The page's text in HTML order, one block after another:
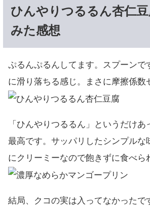
ひんやりつるるん杏仁
みた感想
ぷるんぷるんしてます。スプーンで
に滑り落ちる感じ。まさに摩擦係数
「ひんやりつるるん」というだけ
最高です。サッパリしたシンプルな
にクリーミーなので飽きずに食べら
結局、クコの実は入ってなかったで